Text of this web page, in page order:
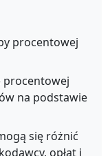
procentowej
procentowej
na podstawie
się różnić
opłat i